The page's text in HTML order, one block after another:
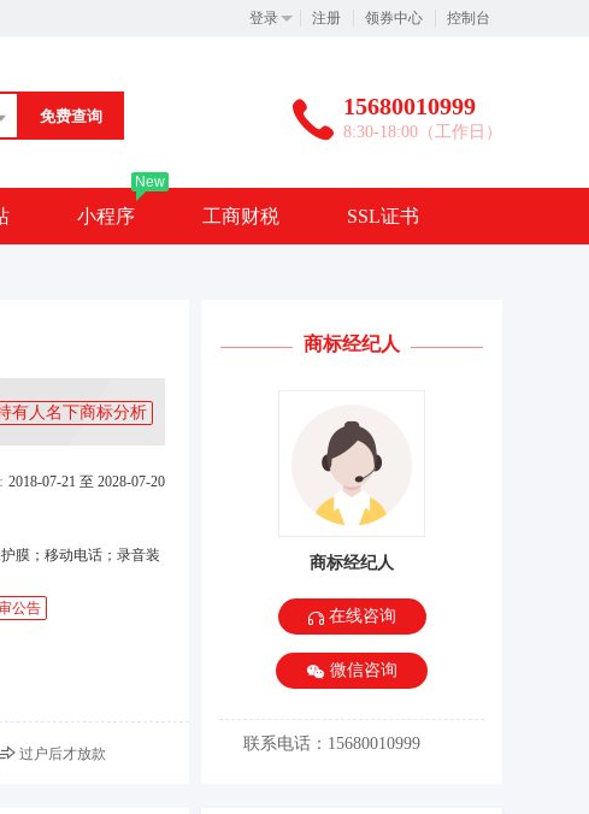
登录 注册 领券中心 控制台
免费查询 15680010999
8:30-18:00（工作日）
小程序
New
工商财税 SSL证书
有人名下商标分析
2018-07-21 至 2028-07-20
膜；移动电话；录音装
公告
过户后才放款
商标经纪人
商标经纪人
在线咨询
微信咨询
联系电话：15680010999